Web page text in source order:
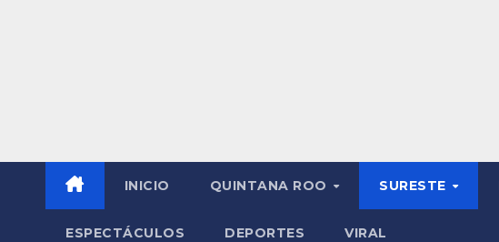
INICIO QUINTANA ROO SURESTE
ESPECTÁCULOS DEPORTES VIRAL